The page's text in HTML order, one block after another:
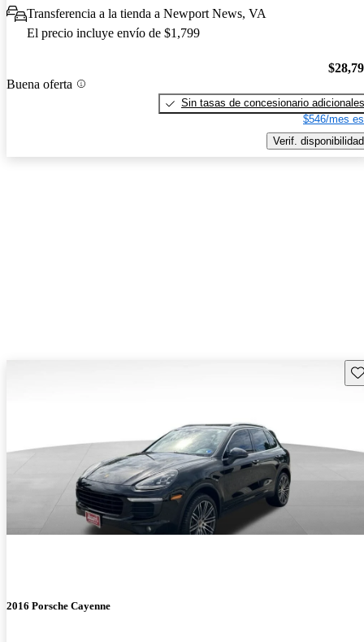
Transferencia a la tienda a Newport News, VA
El precio incluye envío de $1,799
Buena oferta
Sin tasas de concesionario adicionales
$546/mes
Verif. disponibilidad
2016 Porsche Cayenne